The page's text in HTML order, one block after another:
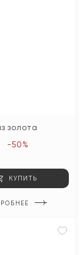
золота
-50%
КУПИТЬ